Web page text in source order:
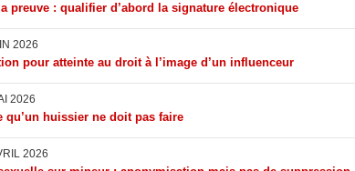
preuve : qualifier d’abord la signature électronique
2026
pour atteinte au droit à l’image d’un influenceur
2026
qu’un huissier ne doit pas faire
2026